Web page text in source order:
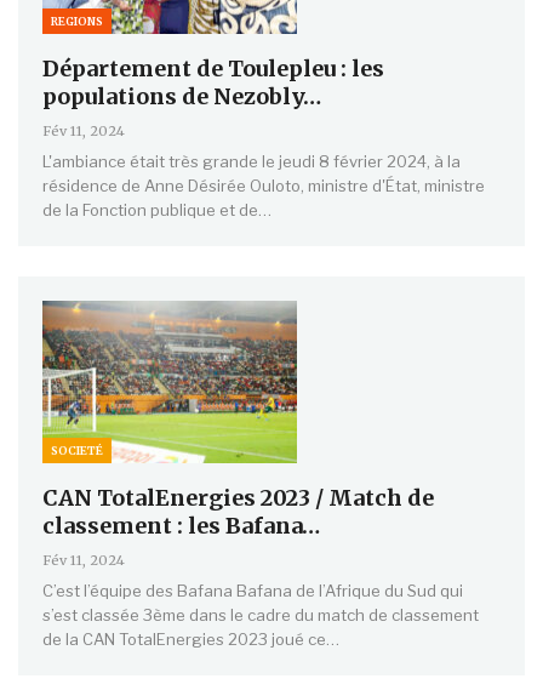
REGIONS
Département de Toulepleu : les
populations de Nezobly…
Fév 11, 2024
L'ambiance était très grande le jeudi 8 février 2024, à la
résidence de Anne Désirée Ouloto, ministre d'État, ministre
de la Fonction publique et de…
SOCIETÉ
CAN TotalEnergies 2023 / Match de
classement : les Bafana…
Fév 11, 2024
C’est l’équipe des Bafana Bafana de l’Afrique du Sud qui
s’est classée 3ème dans le cadre du match de classement
de la CAN TotalEnergies 2023 joué ce…